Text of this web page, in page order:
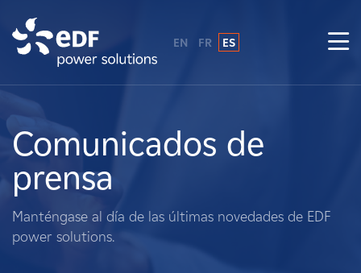
Sobre nosotros
Qué hacemos
Terratenientes
EN FR ES
Comunicados de
prensa
Manténgase al día de las últimas novedades de EDF
power solutions.